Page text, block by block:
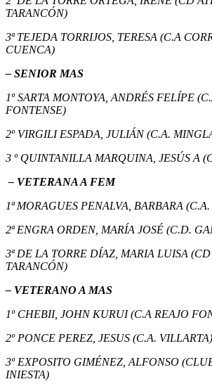
TARANCÓN)
3ª TEJEDA TORRIJOS, TERESA (C.A
CUENCA)
– SENIOR MAS
1º SARTA MONTOYA, ANDRÉS FELÍPE
FONTENSE)
2º VIRGILI ESPADA, JULIÁN (C.A.
3 º QUINTANILLA MARQUINA, JESÚS A
– VETERANA A FEM
1ª MORAGUES PENALVA, BARBARA
2ª ENGRA ORDEN, MARÍA JOSÉ (C.D.
3ª DE LA TORRE DÍAZ, MARIA LUISA
TARANCÓN)
– VETERANO A MAS
1º CHEBII, JOHN KURUI (C.A REAJO
2º PONCE PEREZ, JESUS (C.A. VILLARTA)
3º EXPOSITO GIMÉNEZ, ALFONSO
INIESTA)